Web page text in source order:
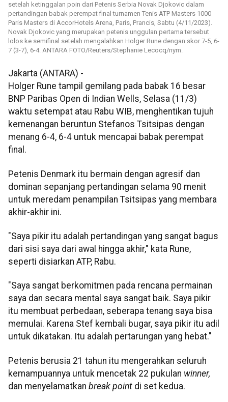
setelah ketinggalan poin dari Petenis Serbia Novak Djokovic dalam
pertandingan babak perempat final turnamen Tenis ATP Masters 1000
Paris Masters di​​​​​​​ AccorHotels Arena, Paris​​​​​​​, Prancis, Sabtu (4/11/2023).
Novak Djokovic yang merupakan petenis unggulan pertama tersebut
lolos ke semifinal setelah mengalahkan Holger Rune dengan skor 7-5, 6-
7 (3-7), 6-4. ANTARA FOTO/Reuters/Stephanie Lecocq/nym.
Jakarta (ANTARA) -
Holger Rune tampil gemilang pada babak 16 besar
BNP Paribas Open di Indian Wells, Selasa (11/3)
waktu setempat atau Rabu WIB, menghentikan tujuh
kemenangan beruntun Stefanos Tsitsipas dengan
menang 6-4, 6-4 untuk mencapai babak perempat
final.
Petenis Denmark itu bermain dengan agresif dan
dominan sepanjang pertandingan selama 90 menit
untuk meredam penampilan Tsitsipas yang membara
akhir-akhir ini.
"Saya pikir itu adalah pertandingan yang sangat bagus
dari sisi saya dari awal hingga akhir," kata Rune,
seperti disiarkan ATP, Rabu.
"Saya sangat berkomitmen pada rencana permainan
saya dan secara mental saya sangat baik. Saya pikir
itu membuat perbedaan, seberapa tenang saya bisa
memulai. Karena Stef kembali bugar, saya pikir itu adil
untuk dikatakan. Itu adalah pertarungan yang hebat."
Petenis berusia 21 tahun itu mengerahkan seluruh
kemampuannya untuk mencetak 22 pukulan winner,
dan menyelamatkan break point di set kedua.